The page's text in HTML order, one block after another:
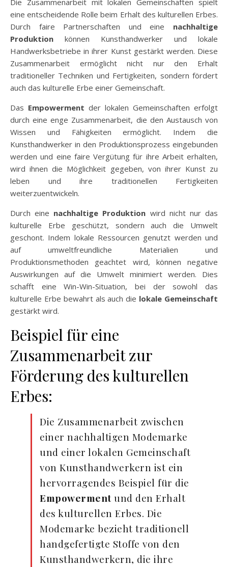
Die Zusammenarbeit mit lokalen Gemeinschaften spielt
eine entscheidende Rolle beim Erhalt des kulturellen Erbes.
Durch faire Partnerschaften und eine nachhaltige
Produktion können Kunsthandwerker und lokale
Handwerksbetriebe in ihrer Kunst gestärkt werden. Diese
Zusammenarbeit ermöglicht nicht nur den Erhalt
traditioneller Techniken und Fertigkeiten, sondern fördert
auch das kulturelle Erbe einer Gemeinschaft.
Das Empowerment der lokalen Gemeinschaften erfolgt
durch eine enge Zusammenarbeit, die den Austausch von
Wissen und Fähigkeiten ermöglicht. Indem die
Kunsthandwerker in den Produktionsprozess eingebunden
werden und eine faire Vergütung für ihre Arbeit erhalten,
wird ihnen die Möglichkeit gegeben, von ihrer Kunst zu
leben und ihre traditionellen Fertigkeiten
weiterzuentwickeln.
Durch eine nachhaltige Produktion wird nicht nur das
kulturelle Erbe geschützt, sondern auch die Umwelt
geschont. Indem lokale Ressourcen genutzt werden und
auf umweltfreundliche Materialien und
Produktionsmethoden geachtet wird, können negative
Auswirkungen auf die Umwelt minimiert werden. Dies
schafft eine Win-Win-Situation, bei der sowohl das
kulturelle Erbe bewahrt als auch die lokale Gemeinschaft
gestärkt wird.
Beispiel für eine
Zusammenarbeit zur
Förderung des kulturellen
Erbes:
Die Zusammenarbeit zwischen
einer nachhaltigen Modemarke
und einer lokalen Gemeinschaft
von Kunsthandwerkern ist ein
hervorragendes Beispiel für die
Empowermentund den Erhalt
des kulturellen Erbes. Die
Modemarke bezieht traditionell
handgefertigte Stoffe von den
Kunsthandwerkern, die ihre